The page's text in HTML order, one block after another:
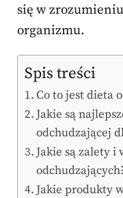
się w
organizmu.
Spis treści
Co to jest dieta
Jakie są
odchudzającej
Jakie są zalety
Jakie produkty